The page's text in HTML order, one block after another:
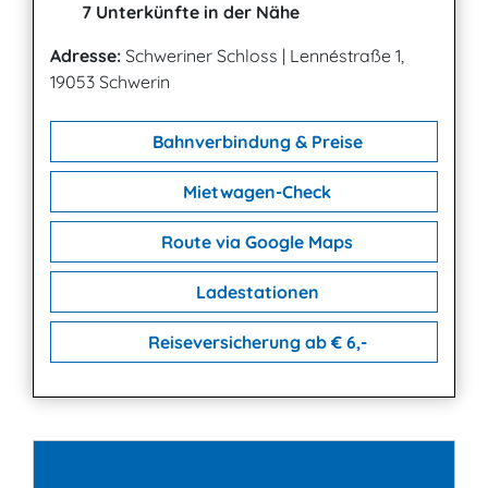
7 Unterkünfte in der Nähe
Adresse: Schweriner Schloss | Lennéstraße 1,
19053 Schwerin
Bahnverbindung & Preise
Mietwagen-Check
Route via Google Maps
Ladestationen
Reiseversicherung ab € 6,-